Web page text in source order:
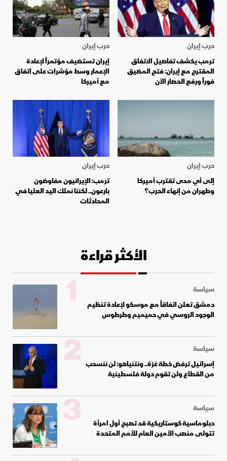
حرب إيران
ترمب يكشف تفاصيل الاتفاق
المقترح مع إيران: فتح المضيق
فوراً ورفع الحصار الآن
حرب إيران
إيران تستضيف مؤتمراً لإعادة
الإعمار وسط مؤشرات على اتفاق
مع أميركا
حرب إيران
إلى أي مدى تقترب أميركا
وطهران من إنهاء الحرب؟
حرب إيران
ترمب: الإيرانيون مفاوضون
بارعون.. لكننا نملك اليد العليا في
المحادثات
الأكثر قراءة
سياسة
دمشق تعلن اتفاقاً مع موسكو لإعادة تنظيم
الوجود الروسي في حميميم وطرطوس
1
سياسة
إسرائيل ترفض خطة غزة.. ونتنياهو: لن ننسحب
من القطاع ولن تقوم دولة فلسطينية
2
سياسة
دبلوماسية كوستاريكية قد تصبح أول امرأة
تتولى منصب الأمين العام للأمم المتحدة
3